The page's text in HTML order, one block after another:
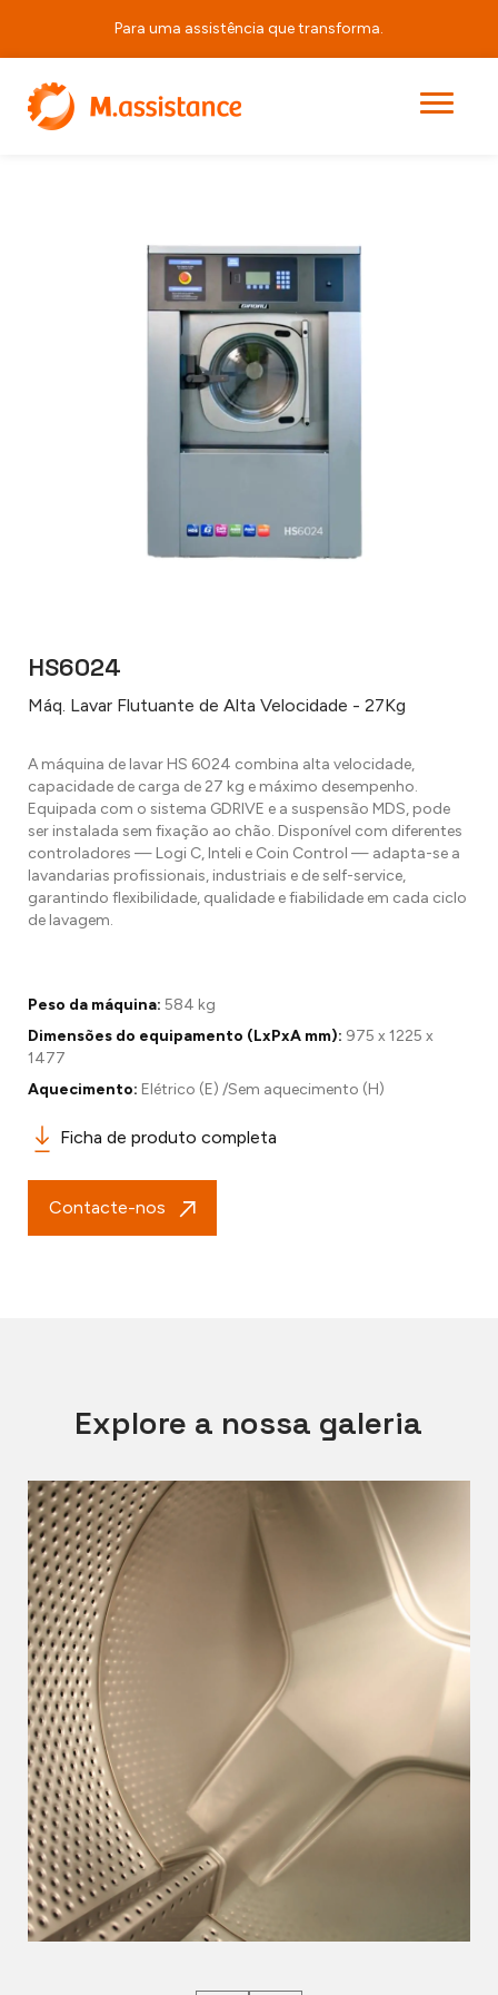
Para uma assistência que transforma.
Início |
HS6024
Máq. Lavar Flutuante de Alta Velocidade - 27Kg
A máquina de lavar HS 6024 combina alta velocidade,
capacidade de carga de 27 kg e máximo desempenho.
Equipada com o sistema GDRIVE e a suspensão MDS, pode
ser instalada sem fixação ao chão. Disponível com diferentes
controladores — Logi C, Inteli e Coin Control — adapta-se a
lavandarias profissionais, industriais e de self-service,
garantindo flexibilidade, qualidade e fiabilidade em cada ciclo
de lavagem.
Peso da máquina: 584 kg
Dimensões do equipamento (LxPxA mm): 975 x 1225 x
1477
Aquecimento: Elétrico (E) /Sem aquecimento (H)
Ficha de produto completa
Contacte-nos
Explore a nossa galeria